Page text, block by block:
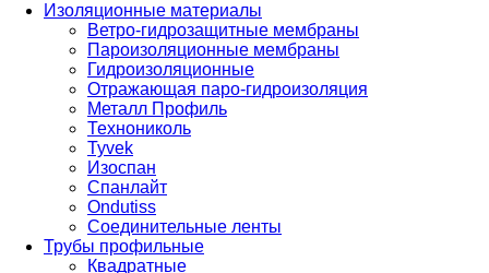
Изоляционные материалы
Ветро-гидрозащитные мембраны
Пароизоляционные мембраны
Гидроизоляционные
Отражающая паро-гидроизоляция
Металл Профиль
Технониколь
Tyvek
Изоспан
Спанлайт
Ondutiss
Соединительные ленты
Трубы профильные
Квадратные